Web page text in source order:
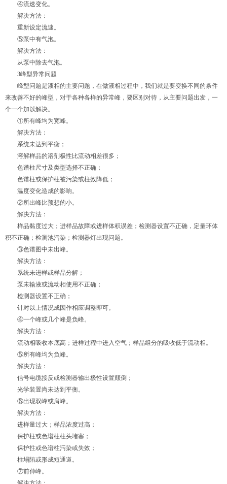
④流速变化。
解决方法：
重新设定流速。
⑤泵中有气泡。
解决方法：
从泵中除去气泡。
3峰型异常问题
峰型问题是液相的主要问题，在做液相过程中，我们就是要变换不同的条件
来改善不好的峰型，对于各种各样的异常峰，要区别对待，从主要问题出发，一
个一个加以解决。
①所有峰均为宽峰。
解决方法：
系统未达到平衡；
溶解样品的溶剂极性比流动相差很多；
色谱柱尺寸及类型选择不正确；
色谱柱或保护柱被污染或柱效降低；
温度变化造成的影响。
②所出峰比预想的小。
解决方法：
样品黏度过大；进样品故障或进样体积误差；检测器设置不正确，定量环体
积不正确；检测池污染；检测器灯出现问题。
③色谱图中未出峰。
解决方法：
系统未进样或样品分解；
泵未输液或流动相使用不正确；
检测器设置不正确；
针对以上情况成因作相应调整即可。
④一个峰或几个峰是负峰。
解决方法：
流动相吸收本底高；进样过程中进入空气；样品组分的吸收低于流动相。
⑤所有峰均为负峰。
解决方法：
信号电缆接反或检测器输出极性设置颠倒；
光学装置尚未达到平衡。
⑥出现双峰或肩峰。
解决方法：
进样量过大；样品浓度过高；
保护柱或色谱柱柱头堵塞；
保护拄或色谱柱污染或失效；
柱塌陷或形成短通道。
⑦前伸峰。